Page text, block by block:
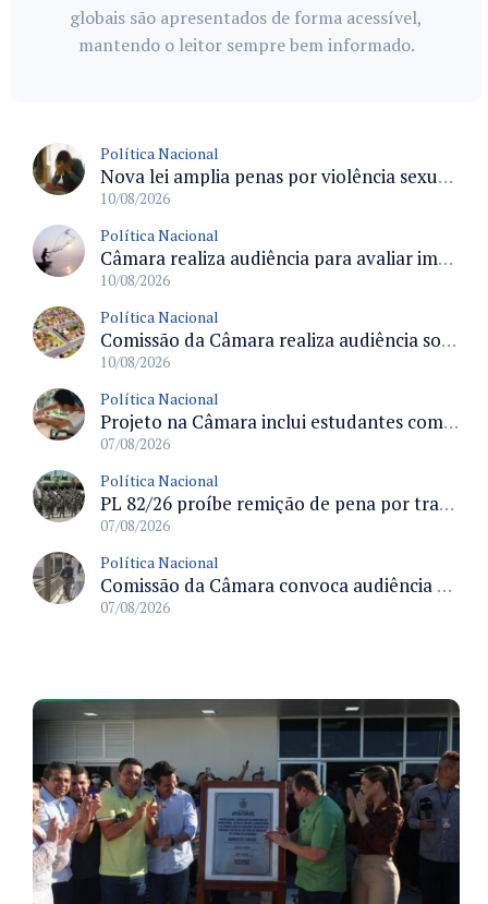
globais são apresentados de forma acessível,
mantendo o leitor sempre bem informado.
Política Nacional
Nova lei amplia penas por violência sexual contra criança ou adolescente e regulamenta ronda virtual nas redes
10/08/2026
Política Nacional
Câmara realiza audiência para avaliar impactos da moratória da piracatinga na Região Amazônica e na pesca artesanal
10/08/2026
Política Nacional
Comissão da Câmara realiza audiência sobre 25 anos do Estatuto da Cidade e os desafios do planejamento urbano
10/08/2026
Política Nacional
Projeto na Câmara inclui estudantes com deficiência no regime escolar especial da LDB e estabelece critérios para frequência
07/08/2026
Política Nacional
PL 82/26 proíbe remição de pena por trabalho em funções militares para condenados por crimes contra o Estado Democrático de Direito
07/08/2026
Política Nacional
Comissão da Câmara convoca audiência para discutir misoginia nas escolas e universidades após divulgação de listas misóginas
07/08/2026